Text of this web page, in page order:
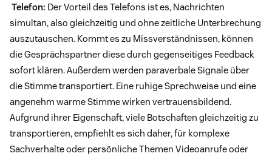
Telefon: Der Vorteil des Telefons ist es, Nachrichten
simultan, also gleichzeitig und ohne zeitliche Unterbrechung
auszutauschen. Kommt es zu Missverständnissen, können
die Gesprächspartner diese durch gegenseitiges Feedback
sofort klären. Außerdem werden paraverbale Signale über
die Stimme transportiert. Eine ruhige Sprechweise und eine
angenehm warme Stimme wirken vertrauensbildend.
Aufgrund ihrer Eigenschaft, viele Botschaften gleichzeitig zu
transportieren, empfiehlt es sich daher, für komplexe
Sachverhalte oder persönliche Themen Videoanrufe oder